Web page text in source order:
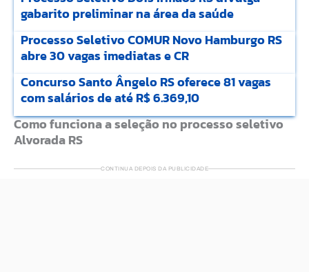
gabarito preliminar na área da saúde
Processo Seletivo COMUR Novo Hamburgo RS
abre 30 vagas imediatas e CR
Concurso Santo Ângelo RS oferece 81 vagas
com salários de até R$ 6.369,10
Como funciona a seleção no processo seletivo
Alvorada RS
CONTINUA DEPOIS DA PUBLICIDADE